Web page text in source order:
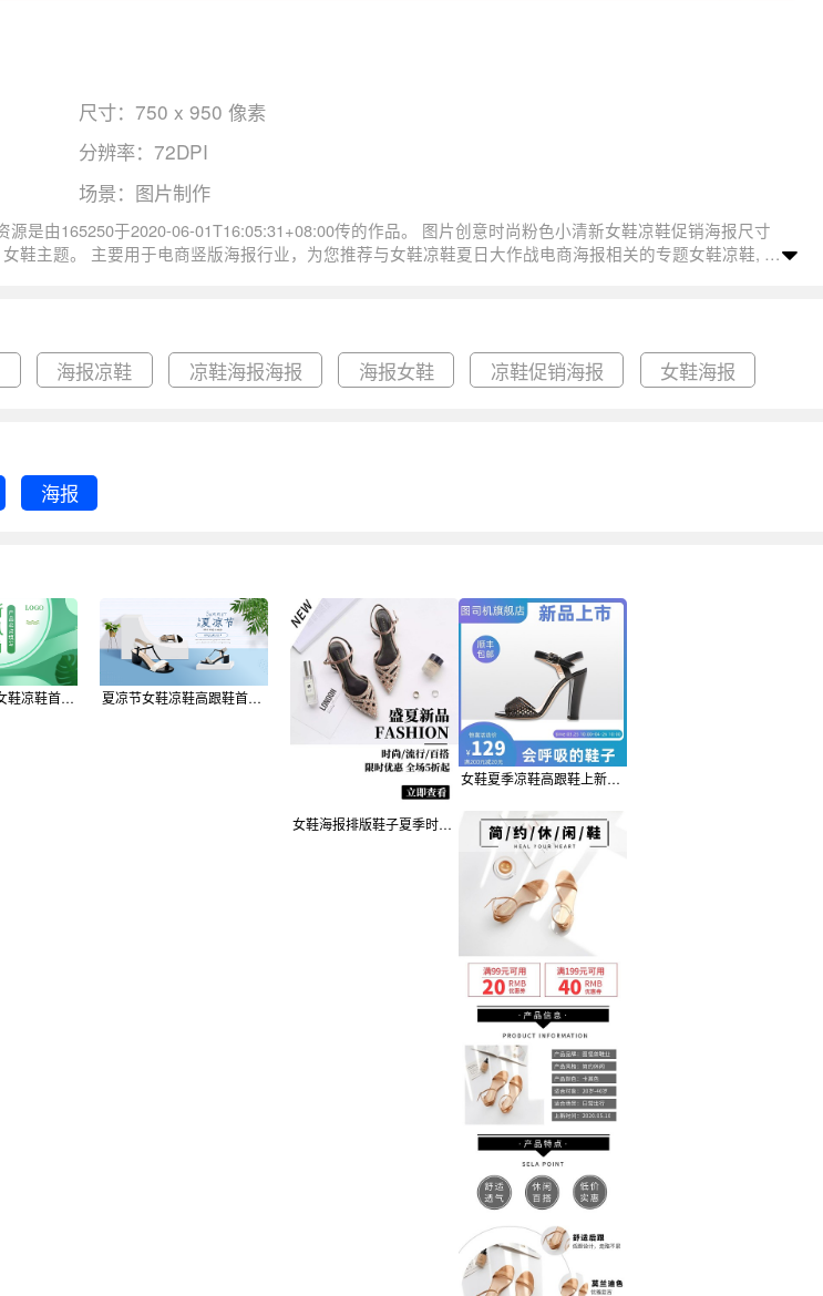
尺寸：750 x 950 像素
分辨率：72DPI
场景：图片制作
海报凉鞋 凉鞋海报海报 海报女鞋 凉鞋促销海报 女鞋海报
海报
2018春夏换新女鞋凉鞋首页全屏淘宝海报 夏凉节女鞋凉鞋高跟鞋首页海报psd
女鞋海报排版鞋子夏季时尚凉鞋
女鞋夏季凉鞋高跟鞋上新主图直通车